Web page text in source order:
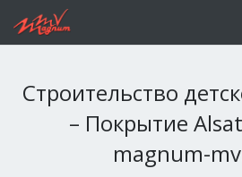
Строительство
– Покрытие
magnum-